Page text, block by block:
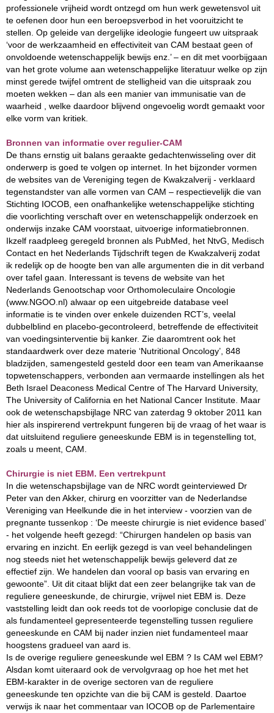
professionele vrijheid wordt ontzegd om hun werk gewetensvol uit
te oefenen door hun een beroepsverbod in het vooruitzicht te
stellen. Op geleide van dergelijke ideologie fungeert uw uitspraak
‘voor de werkzaamheid en effectiviteit van CAM bestaat geen of
onvoldoende wetenschappelijk bewijs enz.’ – en dit met voorbijgaan
van het grote volume aan wetenschappelijke literatuur welke op zijn
minst gerede twijfel omtrent de stelligheid van die uitspraak zou
moeten wekken – dan als een manier van immunisatie van de
waarheid , welke daardoor blijvend ongevoelig wordt gemaakt voor
elke vorm van kritiek.
Bronnen van informatie over regulier-CAM
De thans ernstig uit balans geraakte gedachtenwisseling over dit
onderwerp is goed te volgen op internet. In het bijzonder vormen
de websites van de Vereniging tegen de Kwakzalverij - verklaard
tegenstandster van alle vormen van CAM – respectievelijk die van
Stichting IOCOB, een onafhankelijke wetenschappelijke stichting
die voorlichting verschaft over en wetenschappelijk onderzoek en
onderwijs inzake CAM voorstaat, uitvoerige informatiebronnen.
Ikzelf raadpleeg geregeld bronnen als PubMed, het NtvG, Medisch
Contact en het Nederlands Tijdschrift tegen de Kwakzalverij zodat
ik redelijk op de hoogte ben van alle argumenten die in dit verband
over tafel gaan. Interessant is tevens de website van het
Nederlands Genootschap voor Orthomoleculaire Oncologie
(www.NGOO.nl) alwaar op een uitgebreide database veel
informatie is te vinden over enkele duizenden RCT’s, veelal
dubbelblind en placebo-gecontroleerd, betreffende de effectiviteit
van voedingsinterventie bij kanker. Zie daaromtrent ook het
standaardwerk over deze materie ‘Nutritional Oncology’, 848
bladzijden, samengesteld gesteld door een team van Amerikaanse
topwetenschappers, verbonden aan vermaarde instellingen als het
Beth Israel Deaconess Medical Centre of The Harvard University,
The University of California en het National Cancer Institute. Maar
ook de wetenschapsbijlage NRC van zaterdag 9 oktober 2011 kan
hier als inspirerend vertrekpunt fungeren bij de vraag of het waar is
dat uitsluitend reguliere geneeskunde EBM is in tegenstelling tot,
zoals u meent, CAM.
Chirurgie is niet EBM. Een vertrekpunt
In die wetenschapsbijlage van de NRC wordt geinterviewed Dr
Peter van den Akker, chirurg en voorzitter van de Nederlandse
Vereniging van Heelkunde die in het interview - voorzien van de
pregnante tussenkop : ‘De meeste chirurgie is niet evidence based’
- het volgende heeft gezegd: “Chirurgen handelen op basis van
ervaring en inzicht. En eerlijk gezegd is van veel behandelingen
nog steeds niet het wetenschappelijk bewijs geleverd dat ze
effectief zijn. We handelen dan vooral op basis van ervaring en
gewoonte”. Uit dit citaat blijkt dat een zeer belangrijke tak van de
reguliere geneeskunde, de chirurgie, vrijwel niet EBM is. Deze
vaststelling leidt dan ook reeds tot de voorlopige conclusie dat de
als fundamenteel gepresenteerde tegenstelling tussen reguliere
geneeskunde en CAM bij nader inzien niet fundamenteel maar
hoogstens gradueel van aard is.
Is de overige reguliere geneeskunde wel EBM ? Is CAM wel EBM?
Alsdan komt uiteraard ook de vervolgvraag op hoe het met het
EBM-karakter in de overige sectoren van de reguliere
geneeskunde ten opzichte van die bij CAM is gesteld. Daartoe
verwijs ik naar het commentaar van IOCOB op de Parlementaire